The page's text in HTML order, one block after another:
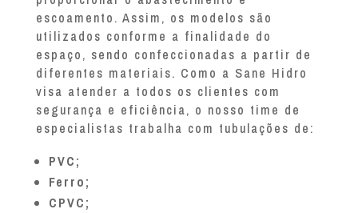
escoamento. Assim, os modelos são
utilizados conforme a finalidade do
espaço, sendo confeccionadas a partir de
diferentes materiais. Como a Sane Hidro
visa atender a todos os clientes com
segurança e eficiência, o nosso time de
especialistas trabalha com tubulações de:
PVC;
Ferro;
CPVC;